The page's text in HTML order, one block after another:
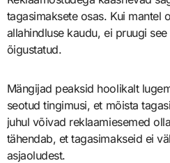
tagasimaksete osas. Kui mantel
allahindluse kaudu, ei pruugi
õigustatud.
Mängijad peaksid hoolikalt
seotud tingimusi, et mõista
juhul võivad reklaamiesemed
tähendab, et tagasimakseid ei
asjaoludest.